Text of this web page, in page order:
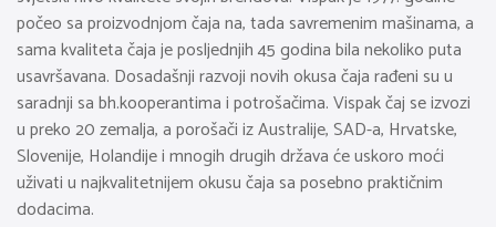
počeo sa proizvodnjom čaja na, tada savremenim mašinama, a
sama kvaliteta čaja je posljednjih 45 godina bila nekoliko puta
usavršavana. Dosadašnji razvoji novih okusa čaja rađeni su u
saradnji sa bh.kooperantima i potrošačima. Vispak čaj se izvozi
u preko 20 zemalja, a porošači iz Australije, SAD-a, Hrvatske,
Slovenije, Holandije i mnogih drugih država će uskoro moći
uživati u najkvalitetnijem okusu čaja sa posebno praktičnim
dodacima.